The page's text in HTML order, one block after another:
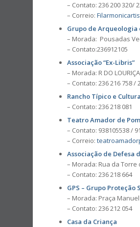
– Contato: 236 200 320/
– Correio:
Grupo de Arqueologia
– Morada: Pousadas
– Contato:236912105
Associação “Ex-Libris”
– Morada: R DO
– Contato: 236 216 758 /
Rancho Típico e
– Contato: 236 218 081
Teatro Amador de
– Contato: 938105538 /
– Correio:
Associação de Defesa
– Morada: Rua da Torre
– Contato: 236 218 664
GPS – Grupo Proteção
– Morada: Praça
– Contato: 236 212 054
Casa da Criança